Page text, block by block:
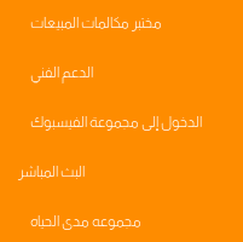
مختبر مكالمات المبيعات
الدعم الفني
الدخول إلى مجموعة الفيسبوك
البث المباشر
مجموعه مدى الحياه